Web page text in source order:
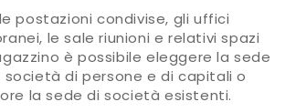
postazioni condivise, gli uffici
le sale riunioni e relativi spazi
è possibile eleggere la sede
società di persone e di capitali o
la sede di società esistenti.